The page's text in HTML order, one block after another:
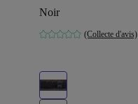
Noir
(Collecte d'avis)